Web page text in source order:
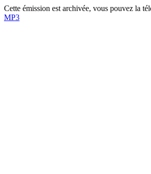
Cette émission est archivée, vous pouvez la
MP3